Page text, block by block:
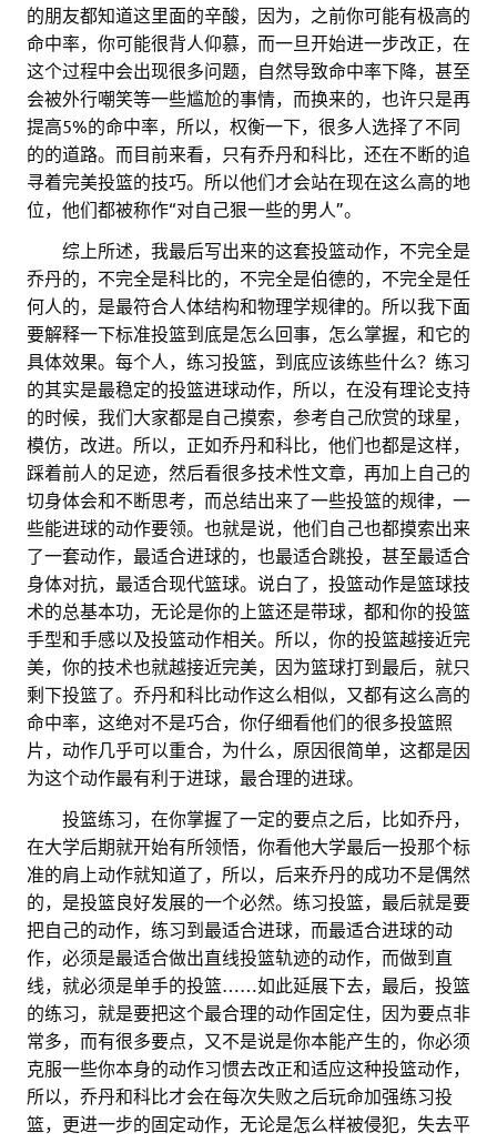
的朋友都知道这里面的辛酸，因为，之前你可能有极高的
命中率，你可能很背人仰慕，而一旦开始进一步改正，在
这个过程中会出现很多问题，自然导致命中率下降，甚至
会被外行嘲笑等一些尴尬的事情，而换来的，也许只是再
提高5%的命中率，所以，权衡一下，很多人选择了不同
的的道路。而目前来看，只有乔丹和科比，还在不断的追
寻着完美投篮的技巧。所以他们才会站在现在这么高的地
位，他们都被称作“对自己狠一些的男人”。
综上所述，我最后写出来的这套投篮动作，不完全是
乔丹的，不完全是科比的，不完全是伯德的，不完全是任
何人的，是最符合人体结构和物理学规律的。所以我下面
要解释一下标准投篮到底是怎么回事，怎么掌握，和它的
具体效果。每个人，练习投篮，到底应该练些什么？练习
的其实是最稳定的投篮进球动作，所以，在没有理论支持
的时候，我们大家都是自己摸索，参考自己欣赏的球星，
模仿，改进。所以，正如乔丹和科比，他们也都是这样，
踩着前人的足迹，然后看很多技术性文章，再加上自己的
切身体会和不断思考，而总结出来了一些投篮的规律，一
些能进球的动作要领。也就是说，他们自己也都摸索出来
了一套动作，最适合进球的，也最适合跳投，甚至最适合
身体对抗，最适合现代篮球。说白了，投篮动作是篮球技
术的总基本功，无论是你的上篮还是带球，都和你的投篮
手型和手感以及投篮动作相关。所以，你的投篮越接近完
美，你的技术也就越接近完美，因为篮球打到最后，就只
剩下投篮了。乔丹和科比动作这么相似，又都有这么高的
命中率，这绝对不是巧合，你仔细看他们的很多投篮照
片，动作几乎可以重合，为什么，原因很简单，这都是因
为这个动作最有利于进球，最合理的进球。
投篮练习，在你掌握了一定的要点之后，比如乔丹，
在大学后期就开始有所领悟，你看他大学最后一投那个标
准的肩上动作就知道了，所以，后来乔丹的成功不是偶然
的，是投篮良好发展的一个必然。练习投篮，最后就是要
把自己的动作，练习到最适合进球，而最适合进球的动
作，必须是最适合做出直线投篮轨迹的动作，而做到直
线，就必须是单手的投篮……如此延展下去，最后，投篮
的练习，就是要把这个最合理的动作固定住，因为要点非
常多，而有很多要点，又不是说是你本能产生的，你必须
克服一些你本身的动作习惯去改正和适应这种投篮动作，
所以，乔丹和科比才会在每次失败之后玩命加强练习投
篮，更进一步的固定动作，无论是怎么样被侵犯，失去平